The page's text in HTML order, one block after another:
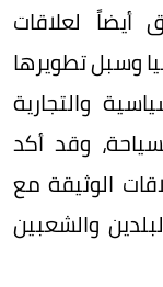
أيضاً لعلاقات
وسبل تطويرها
والتجارية
وقد أكد
الوثيقة مع
والشعبين